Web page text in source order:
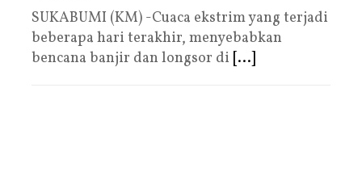
SUKABUMI (KM) -Cuaca ekstrim yang terjadi
beberapa hari terakhir, menyebabkan
bencana banjir dan longsor di [...]